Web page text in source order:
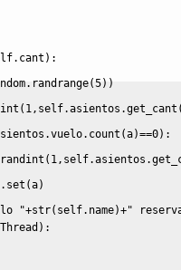
. cant ) :
. randrange(5) )
( 1, self.asientos .get_cant
.vuelo. count (a)==0) :
randint ( 1, self.asientos .
. set (a)
"+str( self. name)+"
Thread ) :